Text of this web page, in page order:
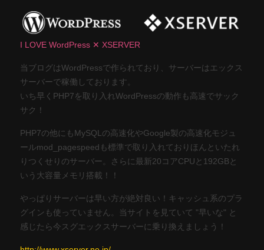
I LOVE WordPress ✕ XSERVER
当ブログはWordPressで作られており、サーバーはエックス
サーバーで稼働しております。
いち早くPHP7を取り入れWordPressの動作も高速でサック
サク！
PHP7の他にもMySQLの高速化やGoogle製の高速化モジュ
ールmod_pagespeedも標準で取り入れておりほんといたれ
りつくせりのサーバー。さらに最新20コアCPUと192GBと
いう大容量メモリ搭載！！
やっぱりサーバーは早い方が絶対良い！キャッシュ系のプラ
グインも使っていません。当サイトを見ていて "早いな" と
感じたら今スグエックスサーバーに乗り換えましょう！